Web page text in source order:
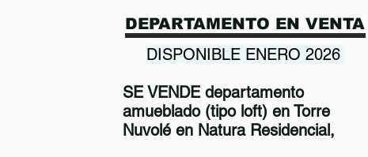
DEPARTAMENTO EN VENTA
DISPONIBLE ENERO 2026
SE VENDE departamento
amueblado (tipo loft) en Torre
Nuvolé en Natura Residencial,